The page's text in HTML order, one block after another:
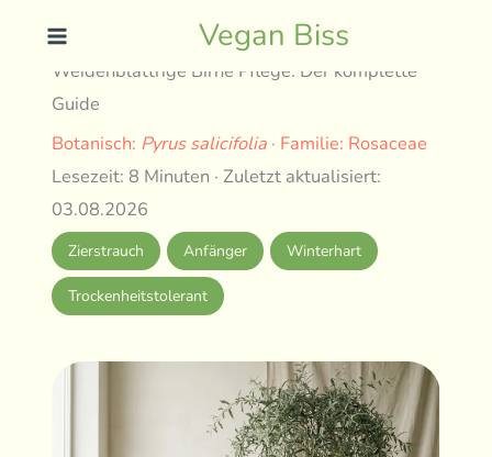
content
Vegan Biss
Weidenblättrige Birne Pflege: Der komplette
Guide
Botanisch: Pyrus salicifolia · Familie: Rosaceae
Lesezeit: 8 Minuten · Zuletzt aktualisiert:
03.08.2026
Zierstrauch Anfänger Winterhart
Trockenheitstolerant